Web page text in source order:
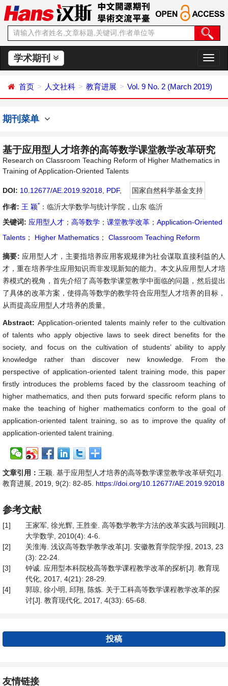
学术期刊
切
换
航
首页 人文社科 教育进展 Vol. 9 No. 2 (March 2019)
期刊菜单
基于应用型人才培养的高等数学课堂教学改革研究
Research on Classroom Teaching Reform of Higher Mathematics in
Training of Application-Oriented Talents
DOI: 10.12677/AE.2019.92018 PDF,
国家自然科学基金支持
作者: 王 颖* ：临沂大学数学与统计学院，山东 临沂
关键词: 应用型人才 ； 高等数学 ； 课堂教学改革 ； Application-Oriented
Talents ； Higher Mathematics ； Classroom Teaching Reform
摘要: 应用型人才，主要指培养应用客观规律为社会谋取直接利益的人
才，重在培养学生应用知识而非发现新知的能力。本文从应用型人才培
养模式的视角，首先介绍了高等数学课堂教学中面临的问题，然后提出
了具体的改革方案，使得高等数学的教学符合应用型人才培养的目标，
从而提高应用型人才培养的质量。
Abstract: Application-oriented talents mainly refer to the cultivation
of talents who apply objective laws to seek direct benefits for the
society, and focus on the cultivation of students’ ability to apply
knowledge rather than discover new knowledge. From the
perspective of application-oriented talent training mode, this paper
firstly introduces the problems faced by the classroom teaching of
higher mathematics, and then puts forward specific reform plans to
make the teaching of higher mathematics conform to the goal of
application-oriented talent training, so as to improve the quality of
application-oriented talent training.
文章引用： 王颖. 基于应用型人才培养的高等数学课堂教学改革研究[J].
教育进展, 2019, 9(2): 82-85. https://doi.org/10.12677/AE.2019.92018
参考文献
[1]
王家军, 徐光辉, 王胜奎. 高等数学教学方法的改革实践与回顾[J].
大学数学, 2010(4): 4-6.
[2]
关淮海. 浅议高等数学教学改革[J]. 安徽教育学院学报, 2013, 23
(3): 22-24.
[3]
钟诚. 应用型本科院校高等数学课程教学改革的探析[J]. 教育现
代化, 2017, 4(21): 28-29.
[4]
郭琼, 徐小明, 邱翔, 陈炼. 关于工科高等数学课程教学改革的探
讨[J]. 教育现代化, 2017, 4(33): 65-68.
投稿
友情链接